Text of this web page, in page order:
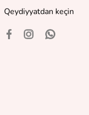
Qeydiyyatdan keçin